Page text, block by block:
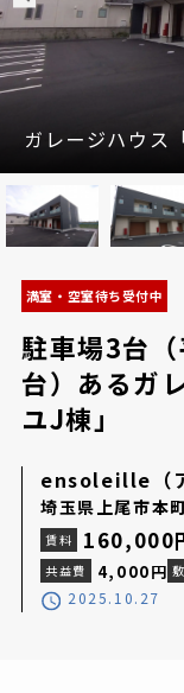
ガレージハウス
満室・空室待ち受付中
駐車場3台
台）あるガ
ユJ棟」
ensoleille（
埼玉県上尾市本
賃料 160,000
共益費 4,000円 敷
2025.10.27